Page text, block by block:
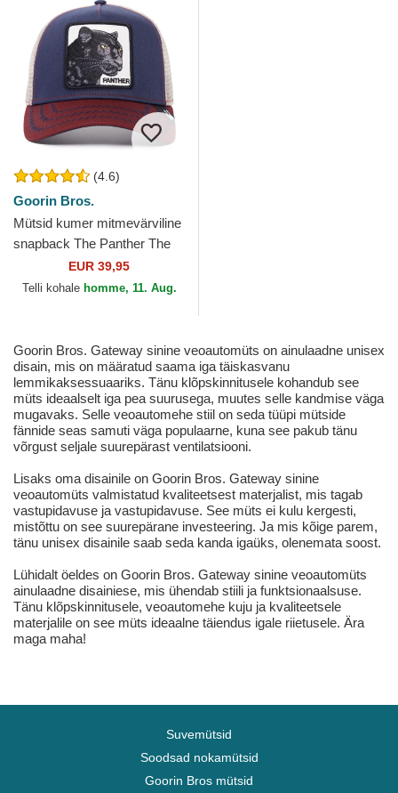
(4.6)
Goorin Bros.
Mütsid kumer mitmevärviline
snapback The Panther The
Farm Goorin Bros.
EUR 39,95
Telli kohale homme, 11. Aug.
Goorin Bros. Gateway sinine veoautomüts on ainulaadne unisex
disain, mis on määratud saama iga täiskasvanu
lemmikaksessuaariks. Tänu klõpskinnitusele kohandub see
müts ideaalselt iga pea suurusega, muutes selle kandmise väga
mugavaks. Selle veoautomehe stiil on seda tüüpi mütside
fännide seas samuti väga populaarne, kuna see pakub tänu
võrgust seljale suurepärast ventilatsiooni.
Lisaks oma disainile on Goorin Bros. Gateway sinine
veoautomüts valmistatud kvaliteetsest materjalist, mis tagab
vastupidavuse ja vastupidavuse. See müts ei kulu kergesti,
mistõttu on see suurepärane investeering. Ja mis kõige parem,
tänu unisex disainile saab seda kanda igaüks, olenemata soost.
Lühidalt öeldes on Goorin Bros. Gateway sinine veoautomüts
ainulaadne disainiese, mis ühendab stiili ja funktsionaalsuse.
Tänu klõpskinnitusele, veoautomehe kuju ja kvaliteetsele
materjalile on see müts ideaalne täiendus igale riietusele. Ära
maga maha!
Suvemütsid
Soodsad nokamütsid
Goorin Bros mütsid